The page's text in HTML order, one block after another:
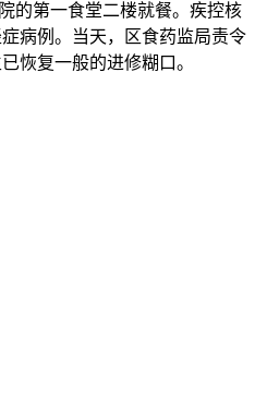
的第一食堂二楼就餐。疾控核
病例。当天，区食药监局责令
恢复一般的进修糊口。